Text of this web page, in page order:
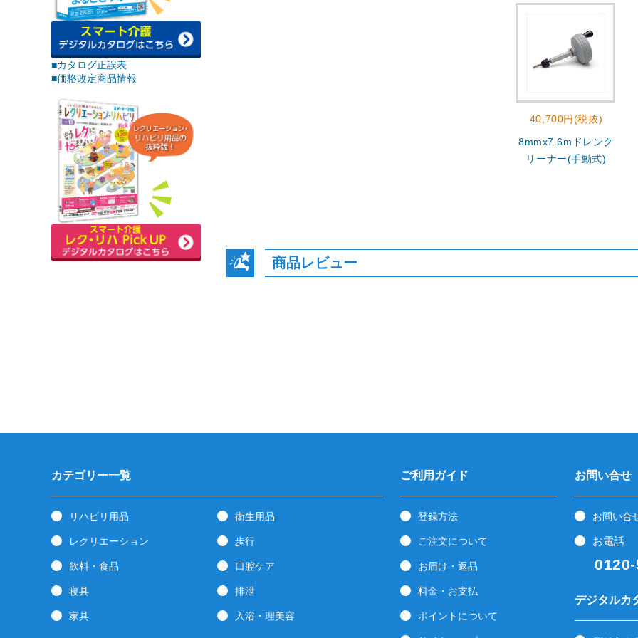
■カタログ正誤表
■価格改定商品情報
40,700円(税抜)
8mmx7.6mドレンク
リーナー(手動式)
商品レビュー
カテゴリー一覧
リハビリ用品 衛生用品
レクリエーション 歩行
飲料・食品 口腔ケア
寝具 排泄
家具 入浴・理美容
ご利用ガイド
登録方法
ご注文について
お届け・返品
料金・お支払
ポイントについて
お問い合せ
お問い合
お電話
0120-
デジタルカ